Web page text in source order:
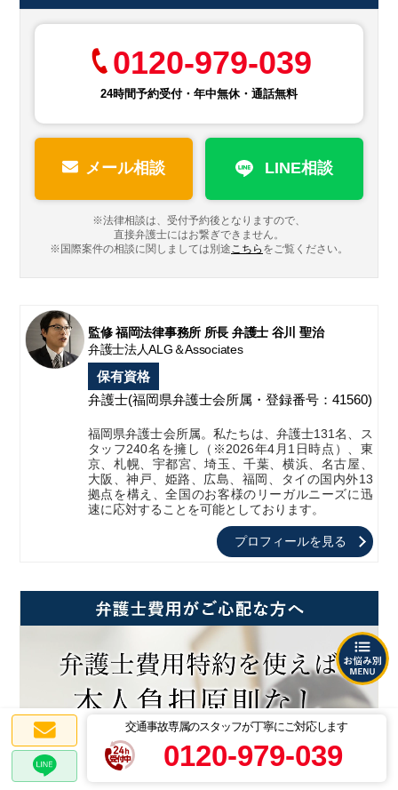
交通事故専属のスタッフが丁寧にご対応します
0120-979-039
0120-979-039
24時間予約受付・年中無休・通話無料
メール相談 LINE相談
※法律相談は、受付予約後となりますので、
直接弁護士にはお繋ぎできません。
※国際案件の相談に関しましては別途 こちら をご覧ください。
監修 福岡法律事務所 所長 弁護士 谷川 聖治
弁護士法人ALG＆Associates
保有資格
弁護士(福岡県弁護士会所属・登録番号：41560)
福岡県弁護士会所属。私たちは、弁護士131名、ス
タッフ240名を擁し（※2026年4月1日時点）、東
京、札幌、宇都宮、埼玉、千葉、横浜、名古屋、
大阪、神戸、姫路、広島、福岡、タイの国内外13
拠点を構え、全国のお客様のリーガルニーズに迅
速に応対することを可能としております。
プロフィールを見る